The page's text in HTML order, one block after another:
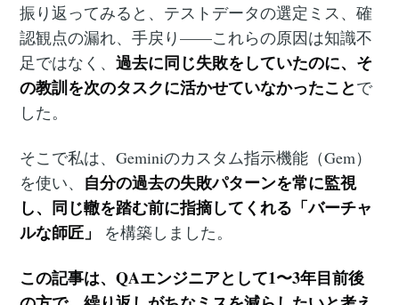
振り返ってみると、テストデータの選定ミス、確
認観点の漏れ、手戻り——これらの原因は知識不
足ではなく、過去に同じ失敗をしていたのに、そ
の教訓を次のタスクに活かせていなかったことで
した。
そこで私は、Geminiのカスタム指示機能（Gem）
を使い、 自分の過去の失敗パターンを常に監視
し、同じ轍を踏む前に指摘してくれる「バーチャ
ルな師匠」
を構築しました。
この記事は、QAエンジニアとして1〜3年目前後